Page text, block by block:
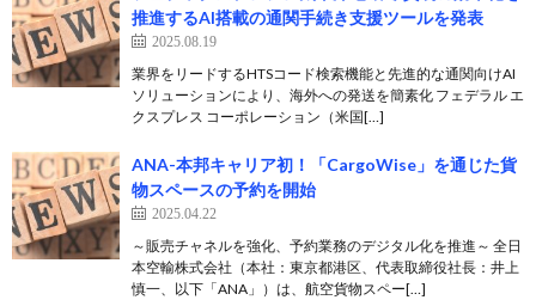
推進するAI搭載の通関手続き支援ツールを発表
2025.08.19
業界をリードするHTSコード検索機能と先進的な通関向けAI
ソリューションにより、海外への発送を簡素化 フェデラル エ
クスプレス コーポレーション（米国[…]
ANA-本邦キャリア初！「CargoWise」を通じた貨
物スペースの予約を開始
2025.04.22
～販売チャネルを強化、予約業務のデジタル化を推進～ 全日
本空輸株式会社（本社：東京都港区、代表取締役社長：井上
慎一、以下「ANA」）は、航空貨物スペー[…]